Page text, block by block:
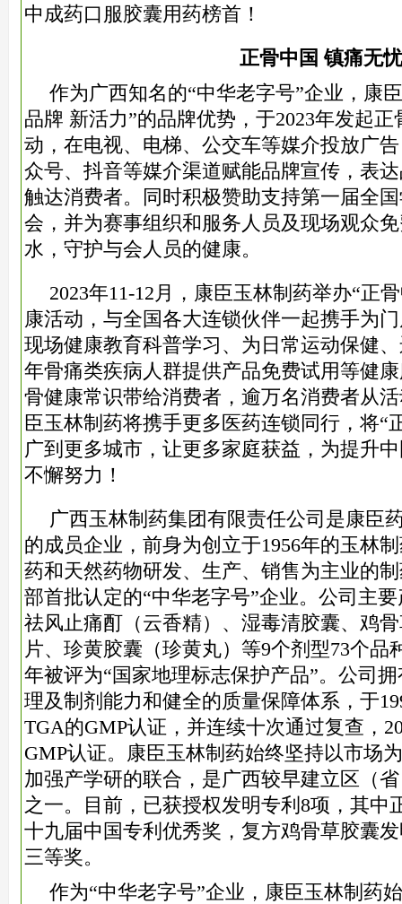
中成药口服胶囊用药榜首！
正骨中国 镇痛无忧
作为广西知名的“中华老字号”企业，康
品牌 新活力”的品牌优势，于2023年发起
动，在电视、电梯、公交车等媒介投放广
众号、抖音等媒介渠道赋能品牌宣传，表
触达消费者。同时积极赞助支持第一届全
会，并为赛事组织和服务人员及现场观众
水，守护与会人员的健康。
2023年11-12月，康臣玉林制药举办“正
康活动，与全国各大连锁伙伴一起携手为
现场健康教育科普学习、为日常运动保健
年骨痛类疾病人群提供产品免费试用等健
骨健康常识带给消费者，逾万名消费者从
臣玉林制药将携手更多医药连锁同行，将“
广到更多城市，让更多家庭获益，为提升
不懈努力！
广西玉林制药集团有限责任公司是康臣
的成员企业，前身为创立于1956年的玉林
药和天然药物研发、生产、销售为主业的
部首批认定的“中华老字号”企业。公司主
祛风止痛酊（云香精）、湿毒清胶囊、鸡
片、珍黄胶囊（珍黄丸）等9个剂型73个品
年被评为“国家地理标志保护产品”。公司
理及制剂能力和健全的质量保障体系，于
TGA的GMP认证，并连续十次通过复查，
GMP认证。康臣玉林制药始终坚持以市场
加强产学研的联合，是广西较早建立区（
之一。目前，已获授权发明专利8项，其中
十九届中国专利优秀奖，复方鸡骨草胶囊
三等奖。
作为“中华老字号”企业，康臣玉林制药